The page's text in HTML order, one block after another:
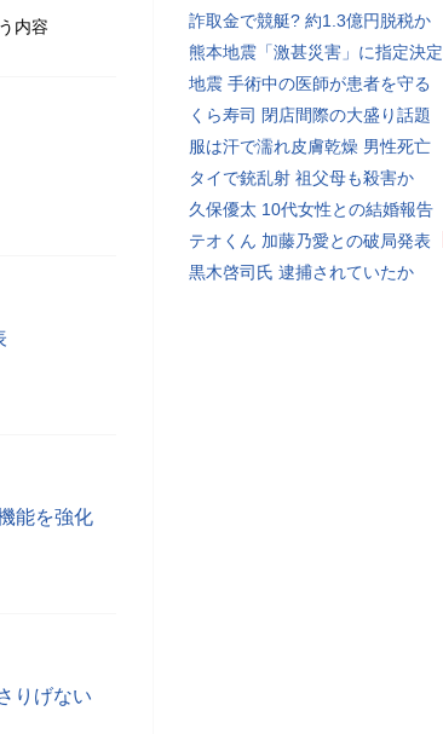
内容
能を強化
りげない
詐取金で競艇? 約1.3億円脱税か
熊本地震「激甚災害」に指定決定
地震 手術中の医師が患者を守る
くら寿司 閉店間際の大盛り話題
服は汗で濡れ皮膚乾燥 男性死亡
タイで銃乱射 祖父母も殺害か
久保優太 10代女性との結婚報告
テオくん 加藤乃愛との破局発表
黒木啓司氏 逮捕されていたか